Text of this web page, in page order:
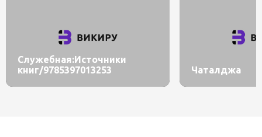
Служебная:Источники
книг/9785397013253
Чаталджа